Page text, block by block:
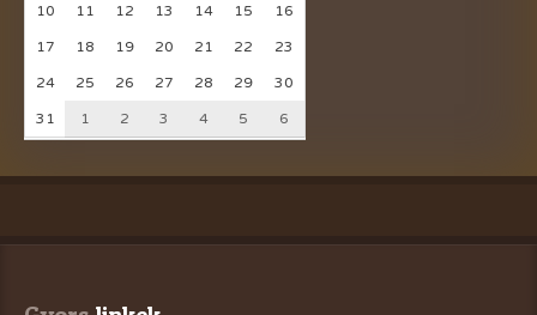
10 11 12 13 14 15 16
17 18 19 20 21 22 23
24 25 26 27 28 29 30
31 1 2 3 4 5 6